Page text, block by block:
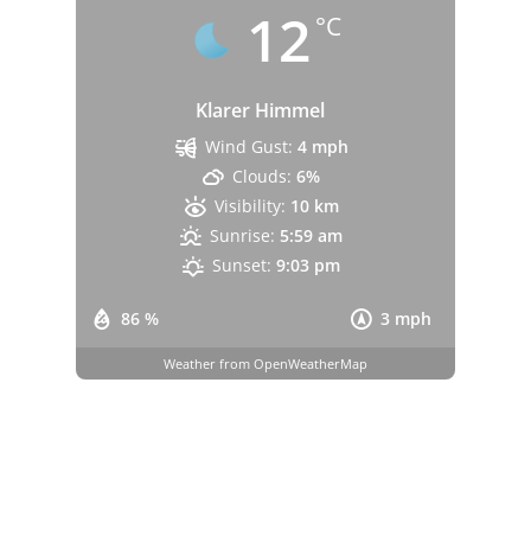
12 °C
Klarer Himmel
86 % 3 mph
Wind Gust: 4 mph
Clouds: 6%
Visibility: 10 km
Sunrise: 5:59 am
Sunset: 9:03 pm
Weather from OpenWeatherMap